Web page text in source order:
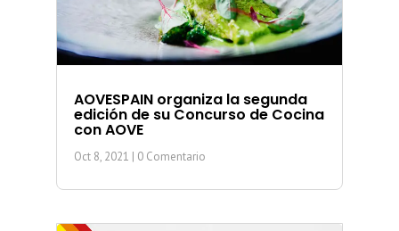
AOVESPAIN organiza la segunda
edición de su Concurso de Cocina
con AOVE
Oct 8, 2021 | 0 Comentario